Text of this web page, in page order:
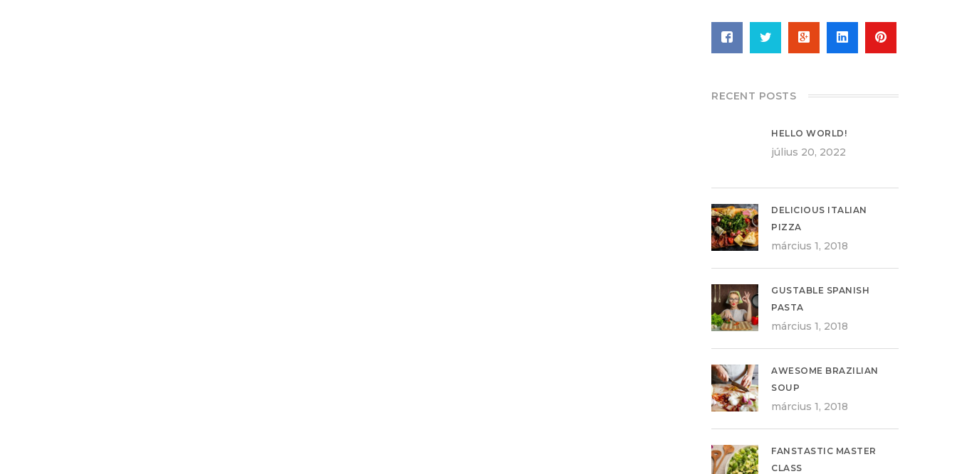
RECENT POSTS
HELLO WORLD!
július 20, 2022
DELICIOUS ITALIAN
PIZZA
március 1, 2018
GUSTABLE SPANISH
PASTA
március 1, 2018
AWESOME BRAZILIAN
SOUP
március 1, 2018
FANSTASTIC MASTER
CLASS